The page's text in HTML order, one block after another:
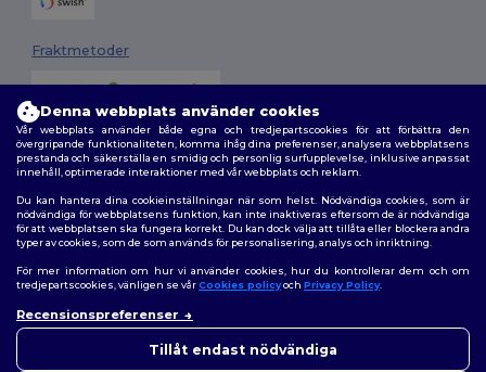
Fraktmetoder
2026. Alla rättigheter förbehållna
Allmänna Villkor|Anpassad policy
|Karta över webbplatsen
Följ oss
Denna webbplats använder cookies
Vår webbplats använder både egna och tredjepartscookies för att förbättra den
övergripande funktionaliteten, komma ihåg dina preferenser, analysera webbplatsens
prestanda och säkerställa en smidig och personlig surfupplevelse, inklusive anpassat
innehåll, optimerade interaktioner med vår webbplats och reklam.
Du kan hantera dina cookieinställningar när som helst. Nödvändiga cookies, som är
nödvändiga för webbplatsens funktion, kan inte inaktiveras eftersom de är nödvändiga
för att webbplatsen ska fungera korrekt. Du kan dock välja att tillåta eller blockera andra
typer av cookies, som de som används för personalisering, analys och inriktning.
För mer information om hur vi använder cookies, hur du kontrollerar dem och om
tredjepartscookies, vänligen se vårCookies policyoch Privacy Policy.
Recensionspreferenser
Tillåt endast nödvändiga